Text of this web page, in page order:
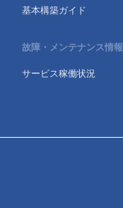
基本構築ガイド
故障・メンテナンス情報
サービス稼働状況